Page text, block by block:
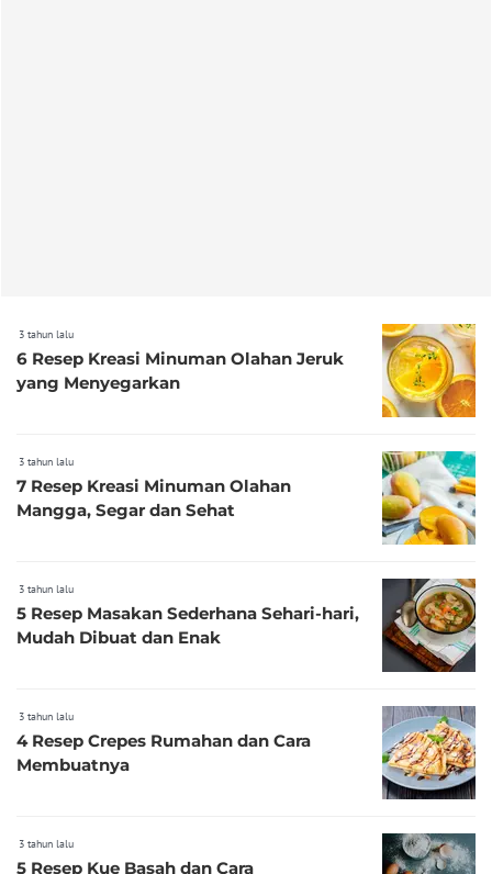
3 tahun lalu
6 Resep Kreasi Minuman Olahan Jeruk
yang Menyegarkan
3 tahun lalu
7 Resep Kreasi Minuman Olahan
Mangga, Segar dan Sehat
3 tahun lalu
5 Resep Masakan Sederhana Sehari-hari,
Mudah Dibuat dan Enak
3 tahun lalu
4 Resep Crepes Rumahan dan Cara
Membuatnya
3 tahun lalu
5 Resep Kue Basah dan Cara